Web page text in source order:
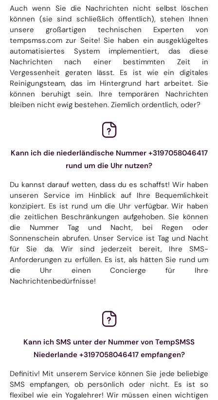
Auch wenn Sie die Nachrichten nicht selbst löschen
können (sie sind schließlich öffentlich), stehen Ihnen
unsere großartigen technischen Experten von
tempsmss.com zur Seite! Sie haben ein ausgeklügeltes
automatisiertes System implementiert, das diese
Nachrichten nach einer bestimmten Zeit in
Vergessenheit geraten lässt. Es ist wie ein digitales
Reinigungsteam, das im Hintergrund hart arbeitet. Sie
können beruhigt sein. Ihre temporären Nachrichten
bleiben nicht ewig bestehen. Ziemlich ordentlich, oder?
Kann ich die niederländische Nummer +3197058046417
rund um die Uhr nutzen?
Du kannst darauf wetten, dass du es schaffst! Wir haben
unseren Service im Hinblick auf Ihre Bequemlichkeit
konzipiert. Es ist rund um die Uhr verfügbar. Wir haben
die zeitlichen Beschränkungen aufgehoben. Sie können
die Nummer Tag und Nacht, bei Regen oder
Sonnenschein abrufen. Unser Service ist Tag und Nacht
für Sie da. Wir sind jederzeit bereit, Ihre SMS-
Anforderungen zu erfüllen. Es ist, als hätten Sie rund um
die Uhr einen Concierge für Ihre
Nachrichtenbedürfnisse!
Kann ich SMS unter der Nummer von TempSMSS
Niederlande +3197058046417 empfangen?
Definitiv! Mit unserem Service können Sie jede beliebige
SMS empfangen, ob persönlich oder nicht. Es ist so
flexibel wie ein Yogalehrer! Wir müssen einen wichtigen